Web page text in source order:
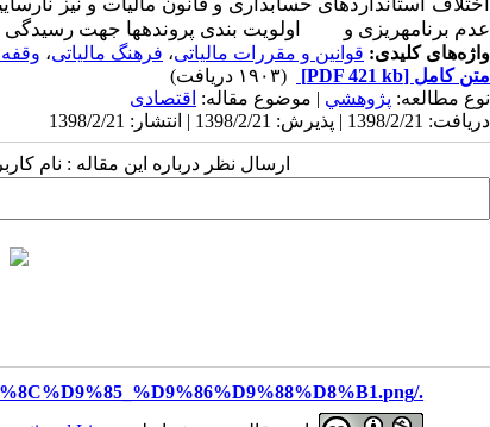
اختلاف استانداردهای حسابداری و قانون مالیات و نیز
عدم برنامه­ریزی و اولویت بندی پرونده­ها جهت
واژه‌های کلیدی: قوانین و مقررات مالیاتی، فرهنگ مالیاتی، وقفه
متن کامل [PDF 421 kb]
(۱۹۰۳ دریافت)
نوع مطالعه: پژوهشي | موضوع مقاله: اقتصادی
دریافت: 1398/2/21 | پذیرش: 1398/2/21 | انتشار: 1398/2/21
ارسال نظر درباره این مقاله : نام
./files/site1/images/%D8%B3%D9%85%DB%8C%D9%85_%D9%86%D9%88%D8%B1.png